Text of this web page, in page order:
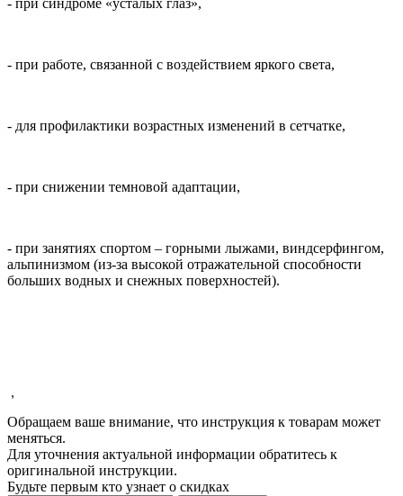
- при синдроме «усталых глаз»,
- при работе, связанной с воздействием яркого света,
- для профилактики возрастных изменений в сетчатке,
- при снижении темновой адаптации,
- при занятиях спортом – горными лыжами, виндсерфингом,
альпинизмом (из-за высокой отражательной способности
больших водных и снежных поверхностей).
,
Обращаем ваше внимание, что инструкция к товарам может
меняться.
Для уточнения актуальной информации обратитесь к
оригинальной инструкции.
Будьте первым кто узнает о скидках